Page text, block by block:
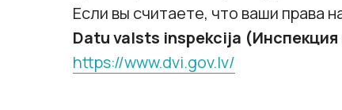
Если вы считаете, что ваши права
Datu valsts inspekcija
https://www.dvi.gov.lv/